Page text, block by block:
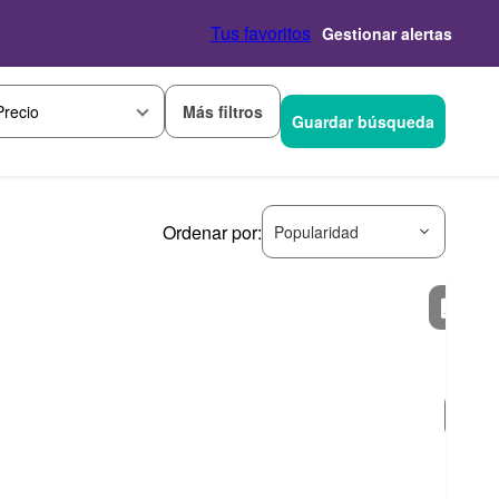
Tus favoritos Gestionar alertas
Más filtros Guardar búsqueda
Ordenar por: Popularidad